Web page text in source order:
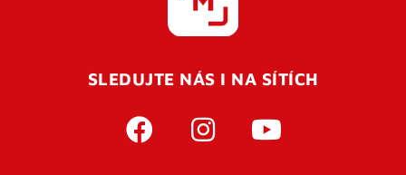
SLEDUJTE NÁS I NA SÍTÍCH